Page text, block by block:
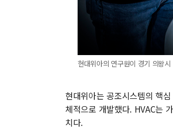
현대위아의 연구원이 경기 의왕
현대위아는 공조시스템의
체적으로 개발했다. HVAC는
치다.